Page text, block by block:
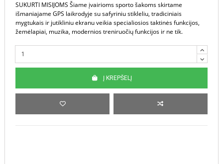
SUKURTI MISIJOMS Šiame įvairioms sporto šakoms skirtame
išmaniajame GPS laikrodyje su safyriniu stikleliu, tradiciniais
mygtukais ir jutikliniu ekranu veikia specialiosios taktinės funkcijos,
žemėlapiai, muzika, modernios treniruočių funkcijos ir ne tik.
Į KREPŠELĮ